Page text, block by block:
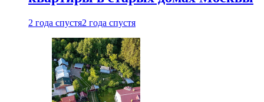
2 года спустя2 года спустя